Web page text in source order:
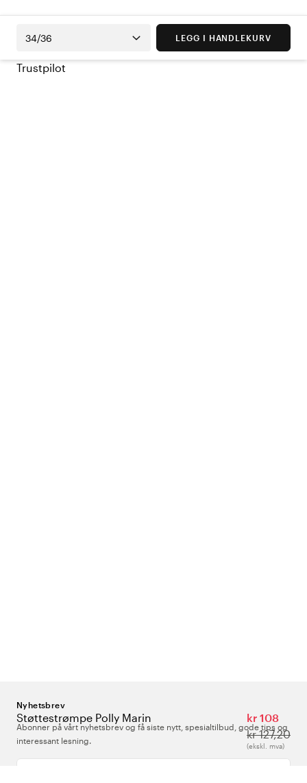
Støttestrømpe Polly Marin
kr 108
kr 127,20
(ekskl. mva)
34/36 LEGG I HANDLEKURV
Trustpilot
Nyhetsbrev
Abonner på vårt nyhetsbrev og få siste nytt, spesialtilbud, gode tips og
interessant lesning.
Skriv inn din e-postadresse